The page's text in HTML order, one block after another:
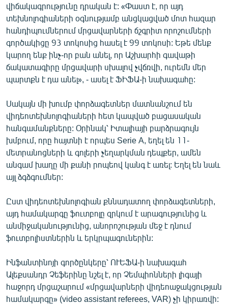
վիճակագրությունը դրական է: «Փաստ է, որ այդ
տեխնոլոգիաների օգնությամբ անցկացված մոտ հազար
հանդիպումներում մրցավարների ճշգրիտ որոշումների
գործակիցը 93 տոկոսից հասել է 99 տոկոսի: Եթե մենք
կարող ենք ինչ-որ բան անել, որ Աշխարհի գավաթի
ճակատագիրը մրցավարի սխալով չվճռվի, ուրեմն մեր
պարտքն է դա անել», - ասել է ՖԻՖԱ-ի նախագահը:
Սակայն մի խումբ փորձագետներ մատնանշում են
վիդեոտեխնոլոգիաների հետ կապված բացասական
հանգամանքները: Օրինակ՝ Իտալիայի բարձրագույն
խմբում, որը հայտնի է որպես Serie A, եղել են 11-
մետրանոցների և գոլերի չեղարկման դեպքեր, ամեն
անգամ խաղը մի քանի րոպեով կանգ է առել: Եղել են նաև
այլ ձգձգումներ:
Ըստ վիդեոտեխնոլոգիան քննադատող փորձագետների,
այդ համակարգը ֆուտբոլը զրկում է արագությունից և
անմիջականությունից, անորոշության մեջ է դնում
ֆուտբոլիստներին և երկրպագուներին:
Ինֆանտինոյի գործընկերը՝ ՈՒԵՖԱ-ի նախագահ
Ալեքսանդր Չեֆերինը նշել է, որ Չեմպիոնների լիգայի
հաջորդ մրցաշարում «մրցավարների վիդեոաջակցության
համակարգը» (video assistant referees, VAR) չի կիրառվի: